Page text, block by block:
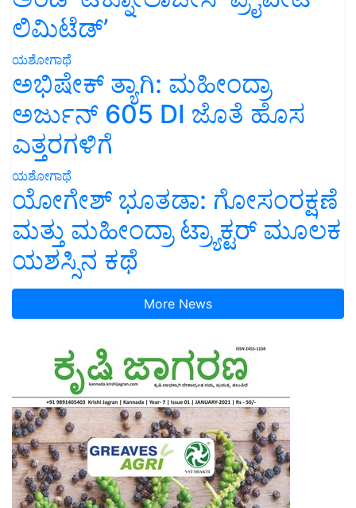
ಲಿಮಿಟೆಡ್’
ಯಶೋಗಾಥೆ
ಅಭಿಷೇಕ್ ತ್ಯಾಗಿ: ಮಹೀಂದ್ರಾ
ಅರ್ಜುನ್ 605 DI ಜೊತೆ ಹೊಸ
ಎತ್ತರಗಳಿಗೆ
ಯಶೋಗಾಥೆ
ಯೋಗೇಶ್ ಭೂತಡಾ: ಗೋಸಂರಕ್ಷಣೆ
ಮತ್ತು ಮಹೀಂದ್ರಾ ಟ್ರ್ಯಾಕ್ಟರ್ ಮೂಲಕ
ಯಶಸ್ಸಿನ ಕಥೆ
More News